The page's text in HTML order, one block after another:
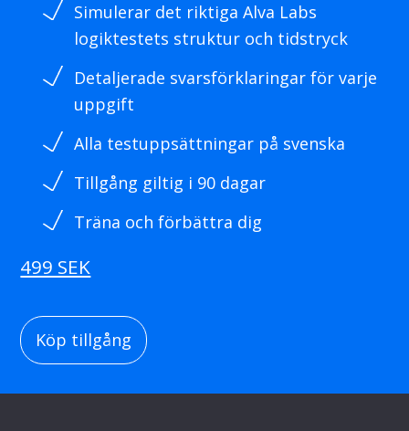
Simulerar det riktiga Alva Labs
logiktestets struktur och tidstryck
Detaljerade svarsförklaringar för varje
uppgift
Alla testuppsättningar på svenska
Tillgång giltig i 90 dagar
Träna och förbättra dig
499 SEK
Köp tillgång